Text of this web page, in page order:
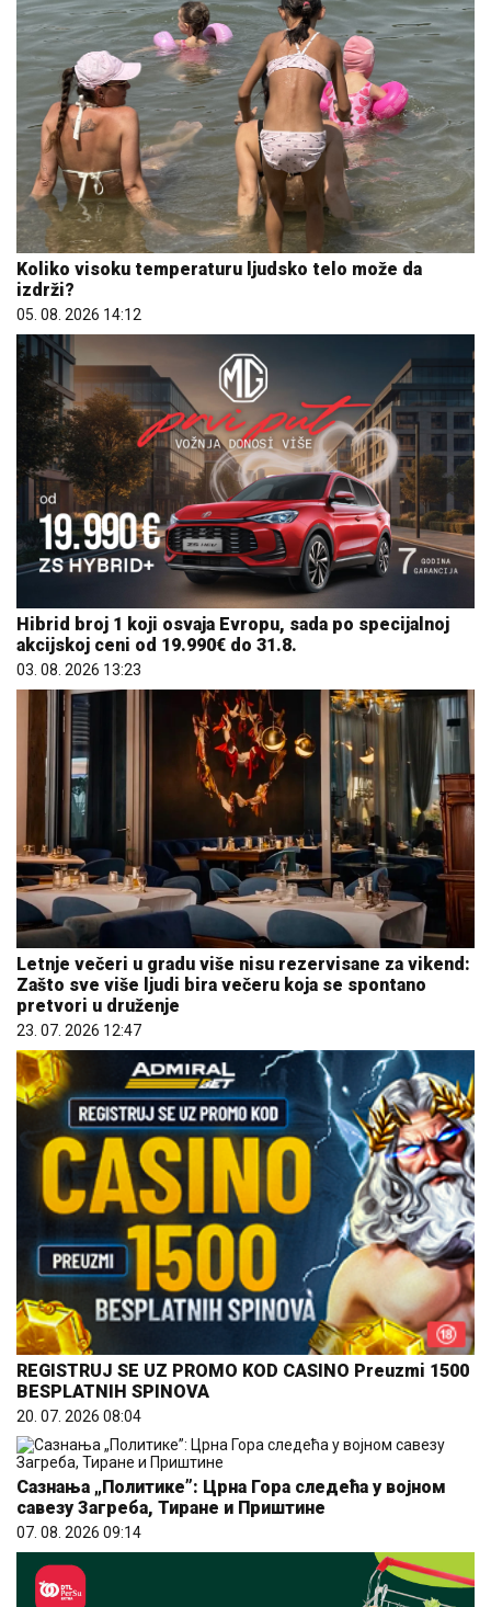
Koliko visoku temperaturu ljudsko telo može da
izdrži?
05. 08. 2026 14:12
Hibrid broj 1 koji osvaja Evropu, sada po specijalnoj
akcijskoj ceni od 19.990€ do 31.8.
03. 08. 2026 13:23
Letnje večeri u gradu više nisu rezervisane za vikend:
Zašto sve više ljudi bira večeru koja se spontano
pretvori u druženje
23. 07. 2026 12:47
REGISTRUJ SE UZ PROMO KOD CASINO Preuzmi 1500
BESPLATNIH SPINOVA
20. 07. 2026 08:04
Сазнања „Политике”: Црна Гора следећа у војном
савезу Загреба, Тиране и Приштине
07. 08. 2026 09:14